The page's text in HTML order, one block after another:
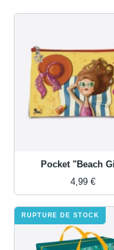
Pocket "Beach
4,99 €
RUPTURE DE STOCK